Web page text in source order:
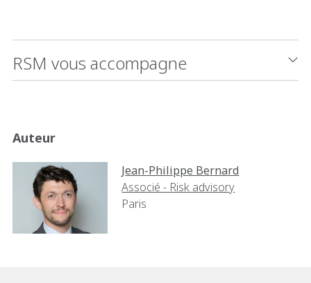
RSM vous accompagne
Auteur
Jean-Philippe Bernard
Associé - Risk advisory
Paris